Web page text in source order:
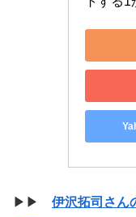
▶▶ 伊沢拓司さん